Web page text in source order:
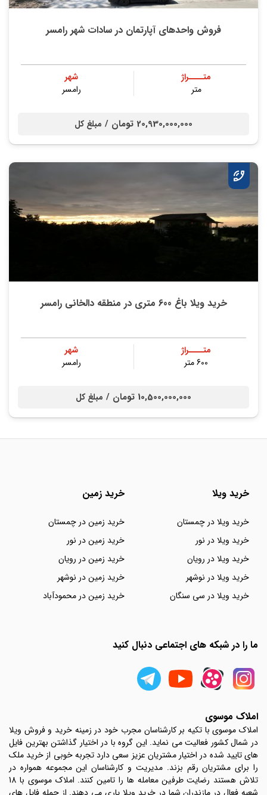
فروش واحدهای آپارتمان در سادات شهر رامسر
متــــراژ
متر
شهر
رامسر
20,930,000,000 تومان / مبلغ کل
خرید ویلا باغ 600 متری در منطقه دالخانی رامسر
متــــراژ
600 متر
شهر
رامسر
10,500,000,000 تومان / مبلغ کل
خرید ویلا
خرید ویلا در چمستان
خرید ویلا در نور
خرید ویلا در رویان
خرید ویلا در نوشهر
خرید ویلا در سی سنگان
خرید زمین
خرید زمین در چمستان
خرید زمین در نور
خرید زمین در رویان
خرید زمین در نوشهر
خرید زمین در محمودآباد
ما را در شبکه های اجتماعی دنبال کنید
املاک موسوی
املاک موسوی با تکیه بر کارشناسان مجرب خود در زمینه خرید و فروش ویلا
در شمال کشور فعالیت می نماید. این گروه با در اختیار گذاشتن بهترین فایل
های تایید شده در اختیار مشتریان عزیز سعی دارد تجربه خوبی از خرید ملک
را برای مشتریان رقم بزند. مدیریت و کارشناسان این مجموعه همواره در
تلاش هستند رضایت طرفین معامله ها را تامین کنند. املاک موسوی با 18